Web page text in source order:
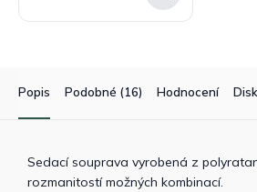
Popis Podobné (16) Hodnocení
Sedací souprava vyrobená z
rozmanitostí možných kombinací.